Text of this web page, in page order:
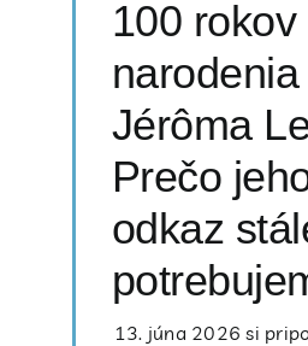
100 rokov
narodenia
Jérôma
Prečo
odkaz
13. júna 2026 si